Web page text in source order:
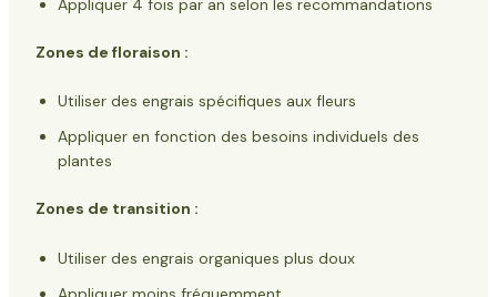
Appliquer 4 fois par an selon les recommandations
Zones de floraison :
Utiliser des engrais spécifiques aux fleurs
Appliquer en fonction des besoins individuels des
plantes
Zones de transition :
Utiliser des engrais organiques plus doux